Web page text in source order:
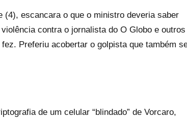
(4), escancara o que o ministro deveria saber
contra o jornalista do O Globo e outros
Preferiu acobertar o golpista que também
de um celular “blindado” de Vorcaro,